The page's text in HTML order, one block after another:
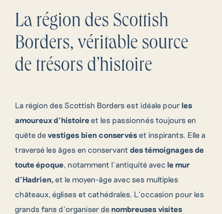
La région des Scottish
Borders, véritable source
de trésors d’histoire
La région des Scottish Borders est idéale pour les
amoureux d’histoire et les passionnés toujours en
quête de vestiges bien conservés et inspirants. Elle a
traversé les âges en conservant des témoignages de
toute époque, notamment l’antiquité avec le mur
d’Hadrien, et le moyen-âge avec ses multiples
châteaux, églises et cathédrales. L’occasion pour les
grands fans d’organiser de nombreuses visites